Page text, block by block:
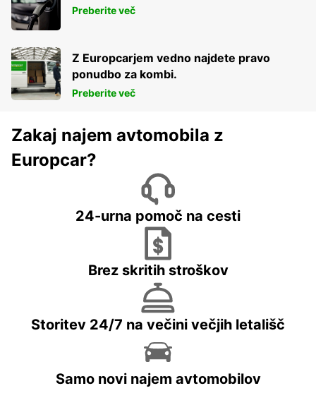
Preberite več
Z Europcarjem vedno najdete pravo
ponudbo za kombi.
Preberite več
Zakaj najem avtomobila z
Europcar?
24-urna pomoč na cesti
Brez skritih stroškov
Storitev 24/7 na večini večjih letališč
Samo novi najem avtomobilov